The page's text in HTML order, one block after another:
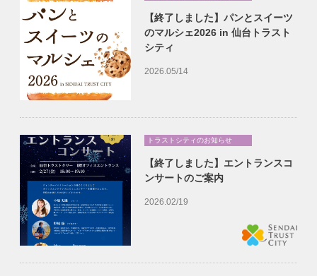
【終了しました】パンとスイーツ
のマルシェ2026 in 仙台トラスト
シティ
2026.05/14
トラストシティのお知らせ
【終了しました】エントランスコ
ンサートのご案内
2026.02/19